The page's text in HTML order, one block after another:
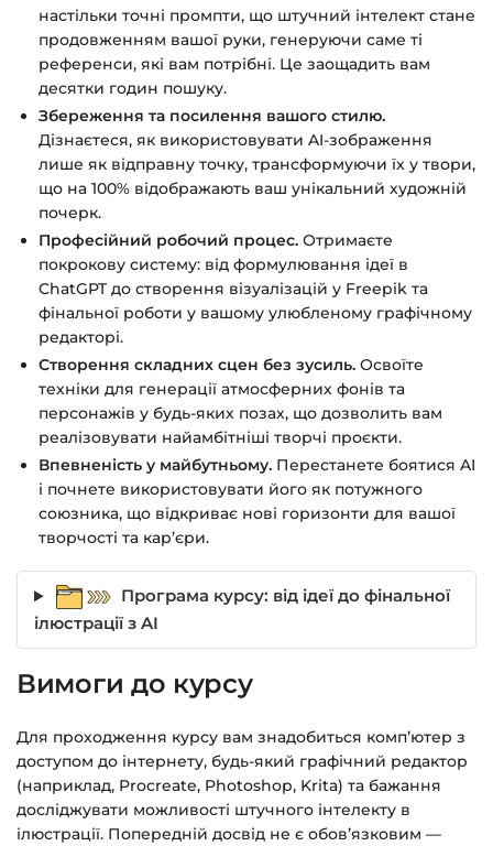
настільки точні промпти, що штучний інтелект стане
продовженням вашої руки, генеруючи саме ті
референси, які вам потрібні. Це заощадить вам
десятки годин пошуку.
Збереження та посилення вашого стилю.
Дізнаєтеся, як використовувати AI-зображення
лише як відправну точку, трансформуючи їх у твори,
що на 100% відображають ваш унікальний художній
почерк.
Професійний робочий процес. Отримаєте
покрокову систему: від формулювання ідеї в
ChatGPT до створення візуалізацій у Freepik та
фінальної роботи у вашому улюбленому графічному
редакторі.
Створення складних сцен без зусиль. Освоїте
техніки для генерації атмосферних фонів та
персонажів у будь-яких позах, що дозволить вам
реалізовувати найамбітніші творчі проєкти.
Впевненість у майбутньому. Перестанете боятися AI
і почнете використовувати його як потужного
союзника, що відкриває нові горизонти для вашої
творчості та кар’єри.
Програма курсу: від ідеї до фінальної
ілюстрації з AI
Вимоги до курсу
Для проходження курсу вам знадобиться комп’ютер з
доступом до інтернету, будь-який графічний редактор
(наприклад, Procreate, Photoshop, Krita) та бажання
досліджувати можливості штучного інтелекту в
ілюстрації. Попередній досвід не є обов’язковим —